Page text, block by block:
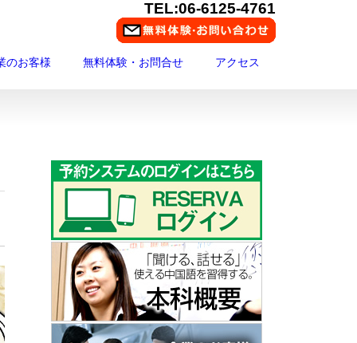
TEL:06-6125-4761
のお客様 無料体験・お問合せ アクセス